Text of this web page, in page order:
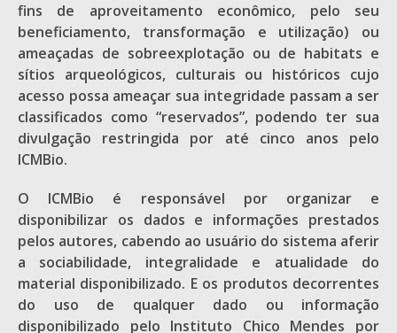
fins de aproveitamento econômico, pelo seu
beneficiamento, transformação e utilização) ou
ameaçadas de sobreexplotação ou de habitats e
sítios arqueológicos, culturais ou históricos cujo
acesso possa ameaçar sua integridade passam a ser
classificados como “reservados”, podendo ter sua
divulgação restringida por até cinco anos pelo
ICMBio.
O ICMBio é responsável por organizar e
disponibilizar os dados e informações prestados
pelos autores, cabendo ao usuário do sistema aferir
a sociabilidade, integralidade e atualidade do
material disponibilizado. E os produtos decorrentes
do uso de qualquer dado ou informação
disponibilizado pelo Instituto Chico Mendes por